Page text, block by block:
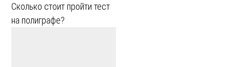
Сколько стоит пройти тест
на полиграфе?